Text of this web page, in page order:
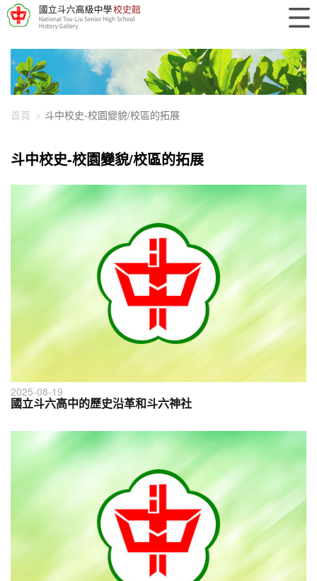
448-2348
首頁 斗中校史-校園變貌/校區的拓展
斗中校史-校園變貌/校區的拓展
2025-08-19
國立斗六高中的歷史沿革和斗六神社